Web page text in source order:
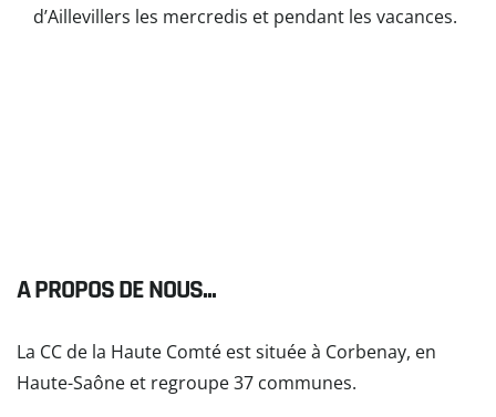
d’Aillevillers les mercredis et pendant les vacances.
A PROPOS DE NOUS...
La CC de la Haute Comté est située à Corbenay, en
Haute-Saône et regroupe 37 communes.